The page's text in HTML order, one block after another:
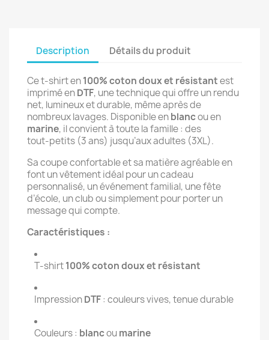
Description Détails du produit
Ce t‑shirt en 100% coton doux et résistant est
imprimé en DTF, une technique qui offre un rendu
net, lumineux et durable, même après de
nombreux lavages. Disponible en blanc
marine, il convient à toute la famille : des
tout‑petits (3 ans) jusqu’aux adultes (3XL).
Sa coupe confortable et sa matière agréable en
font un vêtement idéal pour un cadeau
personnalisé, un événement familial, une fête
d’école, un club ou simplement pour porter un
message qui compte.
Caractéristiques :
T‑shirt 100% coton doux et résistant
Impression DTF : couleurs vives, tenue durable
Couleurs : blanc ou marine